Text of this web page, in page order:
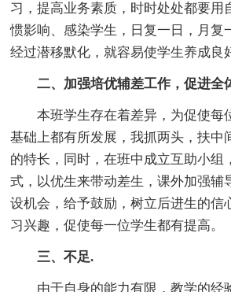
习，提高业务素质，时时处处都要用
惯影响、感染学生，日复一日，月复
经过潜移默化，就容易使学生养成良
二、加强培优辅差工作，促进全
本班学生存在着差异，为促使每
基础上都有所发展，我抓两头，扶中
的特长，同时，在班中成立互助小组
式，以优生来带动差生，课外加强辅
设机会，给予鼓励，树立后进生的信
习兴趣，促使每一位学生都有提高。
三、不足.
由于自身的能力有限，教学的经